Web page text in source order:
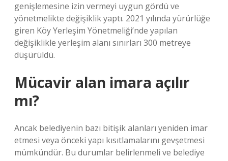
genişlemesine izin vermeyi uygun gördü ve
yönetmelikte değişiklik yaptı. 2021 yılında yürürlüğe
giren Köy Yerleşim Yönetmeliği’nde yapılan
değişiklikle yerleşim alanı sınırları 300 metreye
düşürüldü.
Mücavir alan imara açılır
mı?
Ancak belediyenin bazı bitişik alanları yeniden imar
etmesi veya önceki yapı kısıtlamalarını gevşetmesi
mümkündür. Bu durumlar belirlenmeli ve belediye